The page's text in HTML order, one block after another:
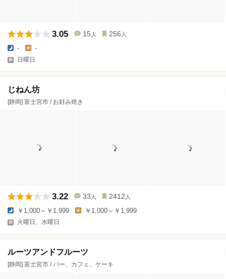
3.05 15 人 256 人
- -
日曜日
じねん坊
[静岡] 富士宮市 / お好み焼き
3.22 33 人 2412 人
￥1,000～￥1,999 ￥1,000～￥1,999
火曜日、水曜日
ルーツアンドフルーツ
[静岡] 富士宮市 / バー、カフェ、ケーキ